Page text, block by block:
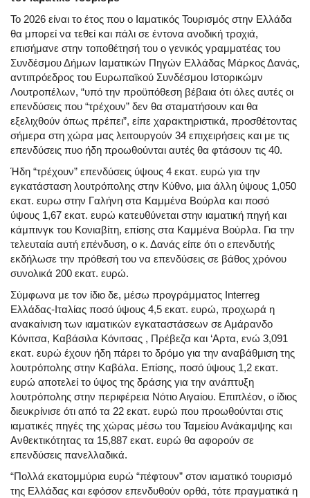
Το 2026 είναι το έτος που ο Ιαματικός Τουρισμός στην Ελλάδα
θα μπορεί να τεθεί και πάλι σε έντονα ανοδική τροχιά,
επισήμανε στην τοποθέτησή του ο γενικός γραμματέας του
Συνδέσμου Δήμων Ιαματικών Πηγών Ελλάδας Μάρκος Δανάς,
αντιπρόεδρος του Ευρωπαϊκού Συνδέσμου Ιστορικώμν
Λουτροπέλων, “υπό την προϋπόθεση βέβαια ότι όλες αυτές οι
επενδύσεις που “τρέχουν” δεν θα σταματήσουν και θα
εξελιχθούν όπως πρέπει”, είπε χαρακτηριστικά, προσθέτοντας
σήμερα στη χώρα μας λειτουργούν 34 επιχειρήσεις και με τις
επενδύσεις πυο ήδη προωθούνται αυτές θα φτάσουν τις 40.
Ήδη “τρέχουν” επενδύσεις ύψους 4 εκατ. ευρώ για την
εγκατάσταση λουτρόπολης στην Κύθνο, μια άλλη ύψους 1,050
εκατ. ευρω στην Γαλήνη στα Καμμένα Βούρλα και ποσό
ύψους 1,67 εκατ. ευρώ κατευθύνεται στην ιαματική πηγή και
κάμπινγκ του Κονιαβίτη, επίσης στα Καμμένα Βούρλα. Για την
τελευταία αυτή επένδυση, ο κ. Δανάς είπε ότι ο επενδυτής
εκδήλωσε την πρόθεσή του να επενδύσεις σε βάθος χρόνου
συνολικά 200 εκατ. ευρώ.
Σύμφωνα με τον ίδιο δε, μέσω προγράμματος Interreg
Ελλάδας-Ιταλίας ποσό ύψους 4,5 εκατ. ευρώ, προχωρά η
ανακαίνιση των ιαματικών εγκαταστάσεων σε Αμάρανδο
Κόνιτσα, Καβάσιλα Κόνιτσας , Πρέβεζα και ‘Αρτα, ενώ 3,091
εκατ. ευρώ έχουν ήδη πάρει το δρόμο για την αναβάθμιση της
λουτρόπολης στην Καβάλα. Επίσης, ποσό ύψους 1,2 εκατ.
ευρώ αποτελεί το ύψος της δράσης για την ανάπτυξη
λουτρόπολης στην περιφέρεια Νότιο Αιγαίου. Επιπλέον, ο ίδιος
διευκρίνισε ότι από τα 22 εκατ. ευρώ που προωθούνται στις
ιαματικές πηγές της χώρας μέσω του Ταμείου Ανάκαμψης και
Ανθεκτικότητας τα 15,887 εκατ. ευρώ θα αφορούν σε
επενδύσεις πανελλαδικά.
“Πολλά εκατομμύρια ευρώ “πέφτουν” στον ιαματικό τουρισμό
της Ελλάδας και εφόσον επενδυθούν ορθά, τότε πραγματικά η